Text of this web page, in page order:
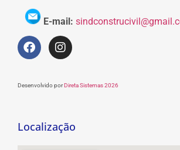
E-mail:
Desenvolvido porDireta Sistemas 2026
Localização